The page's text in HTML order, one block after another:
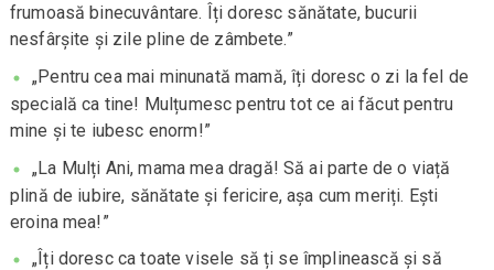
frumoasă binecuvântare. Îți doresc sănătate, bucurii
nesfârșite și zile pline de zâmbete.”
„Pentru cea mai minunată mamă, îți doresc o zi la fel de
specială ca tine! Mulțumesc pentru tot ce ai făcut pentru
mine și te iubesc enorm!”
„La Mulți Ani, mama mea dragă! Să ai parte de o viață
plină de iubire, sănătate și fericire, așa cum meriți. Ești
eroina mea!”
„Îți doresc ca toate visele să ți se împlinească și să